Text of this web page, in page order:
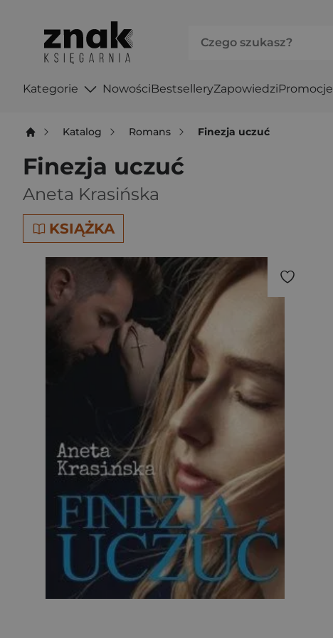
Kategorie NowościBestselleryZapowiedziPromocje
Katalog Romans Finezja uczuć
Finezja uczuć
Aneta Krasińska
KSIĄŻKA